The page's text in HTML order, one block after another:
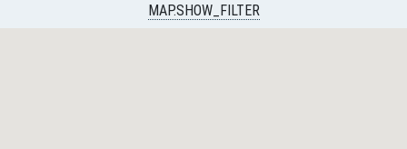
MAP.SHOW_FILTER